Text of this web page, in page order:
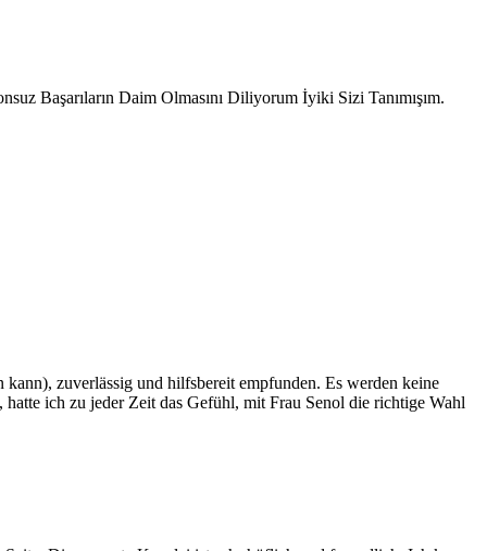
Başarıların Daim Olmasını Diliyorum İyiki Sizi Tanımışım.
zuverlässig und hilfsbereit empfunden. Es werden keine
ich zu jeder Zeit das Gefühl, mit Frau Senol die richtige Wahl